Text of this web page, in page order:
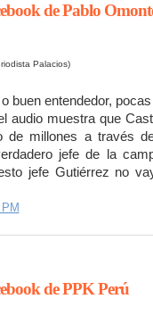
de Pablo
Palacios)
buen entendedor,
audio muestra que
de millones a través
jefe de la
jefe Gutiérrez no
de PPK Perú